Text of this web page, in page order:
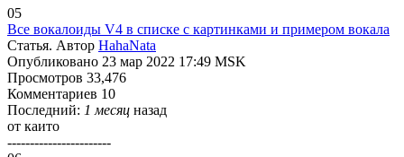
05
Все вокалоиды V4 в списке с картинками и примером вокала
Статья. Автор HahaNata
Опубликовано 23 мар 2022 17:49 MSK
Просмотров 33,476
Комментариев 10
Последний: 1 месяц назад
от каито
-----------------------